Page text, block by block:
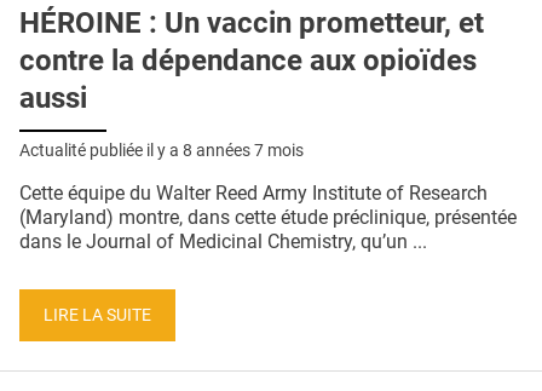
HÉROINE : Un vaccin prometteur, et
contre la dépendance aux opioïdes
aussi
Actualité publiée il y a 8 années 7 mois
Cette équipe du Walter Reed Army Institute of Research
(Maryland) montre, dans cette étude préclinique, présentée
dans le Journal of Medicinal Chemistry, qu’un ...
LIRE LA SUITE